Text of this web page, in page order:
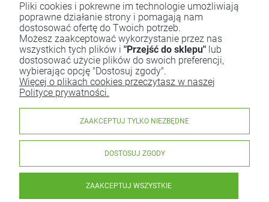
Pliki cookies i pokrewne im technologie umożliwiają
poprawne działanie strony i pomagają nam
dostosować ofertę do Twoich potrzeb.
Możesz zaakceptować wykorzystanie przez nas
wszystkich tych plików i "Przejść do sklepu" lub
dostosować użycie plików do swoich preferencji,
wybierając opcję "Dostosuj zgody".
Więcej o plikach cookies przeczytasz w naszej
Polityce prywatności.
ZAAKCEPTUJ TYLKO NIEZBĘDNE
DOSTOSUJ ZGODY
ZAAKCEPTUJ WSZYSTKIE